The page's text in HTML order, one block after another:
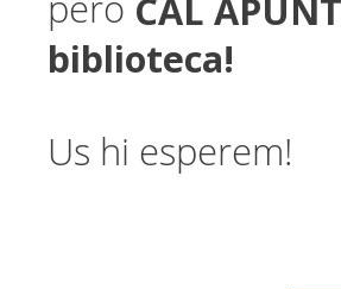
però CAL
biblioteca!
Us hi esperem!